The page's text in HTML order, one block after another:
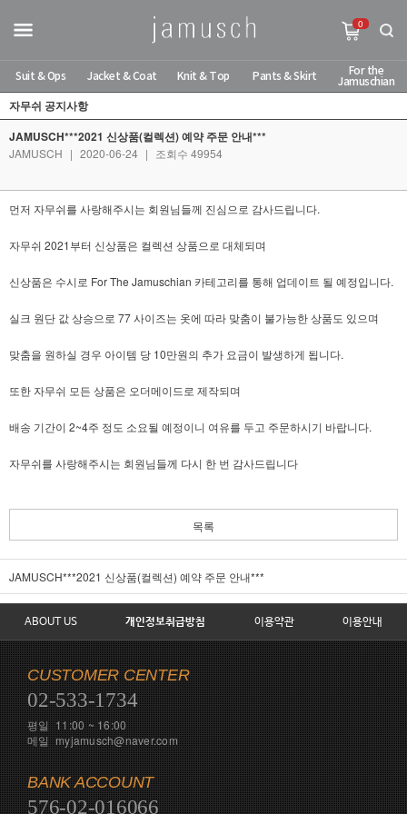
0
Suit & Ops Jacket & Coat Knit & Top Pants & Skirt
For the
Jamuschian
자무쉬 공지사항
JAMUSCH***2021 신상품(컬렉션) 예약 주문 안내***
JAMUSCH | 2020-06-24 | 조회수 49954
먼저 자무쉬를 사랑해주시는 회원님들께 진심으로 감사드립니다.
자무쉬 2021부터 신상품은 컬렉션 상품으로 대체되며
신상품은 수시로 For The Jamuschian 카테고리를 통해 업데이트 될 예정입니다.
실크 원단 값 상승으로 77 사이즈는 옷에 따라 맞춤이 불가능한 상품도 있으며
맞춤을 원하실 경우 아이템 당 10만원의 추가 요금이 발생하게 됩니다.
또한 자무쉬 모든 상품은 오더메이드로 제작되며
배송 기간이 2~4주 정도 소요될 예정이니 여유를 두고 주문하시기 바랍니다.
자무쉬를 사랑해주시는 회원님들께 다시 한 번 감사드립니다
목록
JAMUSCH***2021 신상품(컬렉션) 예약 주문 안내***
ABOUT US 개인정보취급방침 이용약관 이용안내
CUSTOMER CENTER
02-533-1734
평일 11:00 ~ 16:00
메일 myjamusch@naver.com
BANK ACCOUNT
576-02-016066